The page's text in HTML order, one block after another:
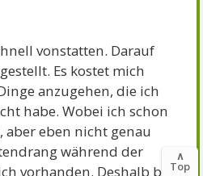
vonstatten. Darauf
Es kostet mich
anzugehen, die ich
habe. Wobei ich schon
eben nicht genau
während der
vorhanden. Deshalb bin
∧
Top